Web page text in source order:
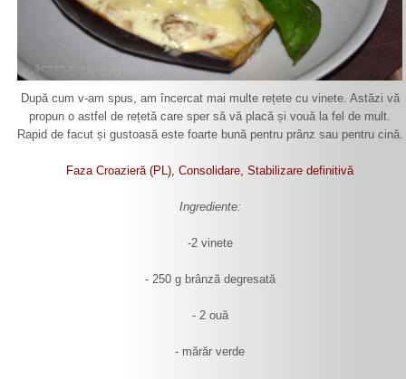
După cum v-am spus, am încercat mai multe rețete cu vinete. Astăzi vă
propun o astfel de rețetă care sper să vă placă și vouă la fel de mult.
Rapid de facut și gustoasă este foarte bună pentru prânz sau pentru cină.
Faza Croazieră (PL), Consolidare, Stabilizare definitivă
Ingrediente:
-2 vinete
- 250 g brânză degresată
- 2 ouă
- mărăr verde